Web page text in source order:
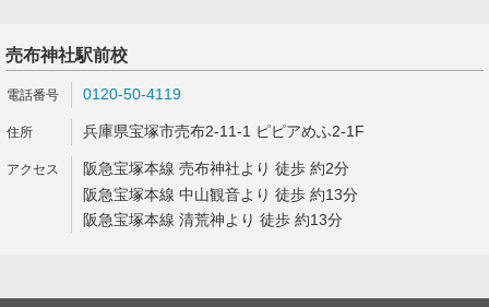
売布神社駅前校
0120-50-4119
兵庫県宝塚市売布2-11-1 ピピアめふ2-1F
阪急宝塚本線 売布神社より 徒歩 約2分
阪急宝塚本線 中山観音より 徒歩 約13分
阪急宝塚本線 清荒神より 徒歩 約13分